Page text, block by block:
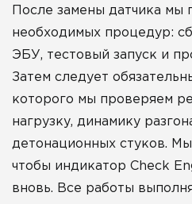
После замены датчика
необходимых процедур:
ЭБУ, тестовый запуск и
Затем следует
которого мы проверяем
нагрузку, динамику
детонационных стуков.
чтобы индикатор Check
вновь. Все работы